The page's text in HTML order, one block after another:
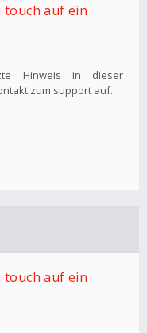
touch auf ein
Hinweis in dieser
zum support auf.
touch auf ein